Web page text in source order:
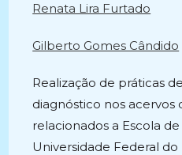
Renata Lira Furtado
Gilberto Gomes Cândido
Realização de práticas
diagnóstico nos acervos
relacionados a Escola
Universidade Federal